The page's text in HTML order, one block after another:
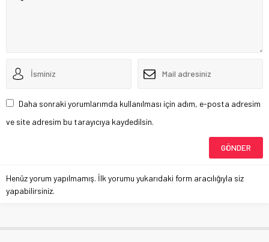
Daha sonraki yorumlarımda kullanılması için adım, e-posta adresim
ve site adresim bu tarayıcıya kaydedilsin.
Henüz yorum yapılmamış. İlk yorumu yukarıdaki form aracılığıyla siz
yapabilirsiniz.